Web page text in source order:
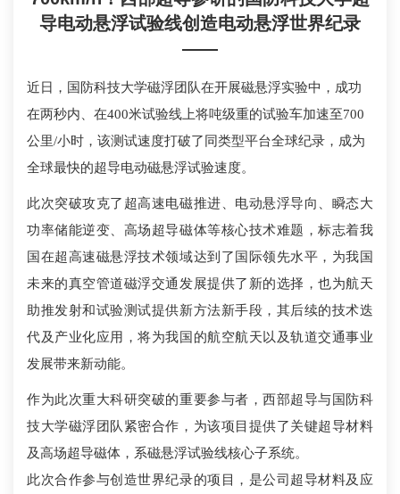
导电动悬浮试验线创造电动悬浮世界纪录
——
近日，国防科技大学磁浮团队在开展磁悬浮实验中，成功
在两秒内、在400米试验线上将吨级重的试验车加速至700
公里/小时，该测试速度打破了同类型平台全球纪录，成为
全球最快的超导电动磁悬浮试验速度。
此次突破攻克了超高速电磁推进、电动悬浮导向、瞬态大
功率储能逆变、高场超导磁体等核心技术难题，标志着我
国在超高速磁悬浮技术领域达到了国际领先水平，为我国
未来的真空管道磁浮交通发展提供了新的选择，也为航天
助推发射和试验测试提供新方法新手段，其后续的技术迭
代及产业化应用，将为我国的航空航天以及轨道交通事业
发展带来新动能。
作为此次重大科研突破的重要参与者，西部超导与国防科
技大学磁浮团队紧密合作，为该项目提供了关键超导材料
及高场超导磁体，系磁悬浮试验线核心子系统。
此次合作参与创造世界纪录的项目，是公司超导材料及应